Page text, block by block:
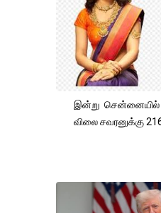
இன்று
விலை சவரனுக்கு